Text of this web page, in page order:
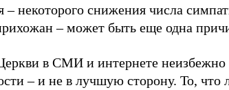
– некоторого снижения числа
– может быть еще одна
в СМИ и интернете неизбежно
– и не в лучшую сторону. То, что